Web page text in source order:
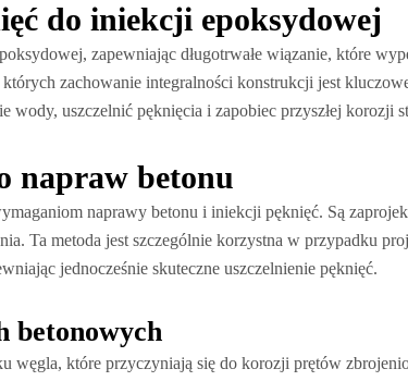
do iniekcji epoksydowej
zapewniając długotrwałe wiązanie, które
zachowanie integralności konstrukcji jest
uszczelnić pęknięcia i zapobiec przyszłej korozji
napraw betonu
naprawy betonu i iniekcji pęknięć. Są
Ta metoda jest szczególnie korzystna w przypadku
jednocześnie skuteczne uszczelnienie pęknięć.
betonowych
węgla, które przyczyniają się do korozji prętów